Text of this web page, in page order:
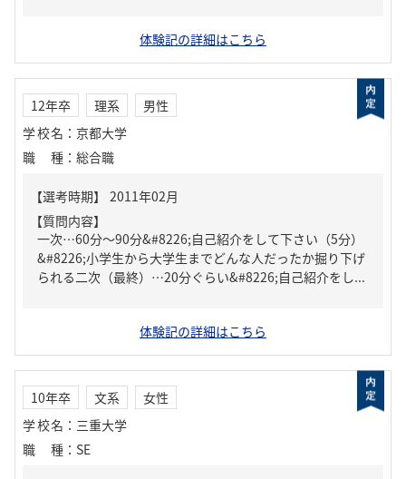
体験記の詳細はこちら
12年卒 理系
男性
学校名 ： 京都大学
職種 ： 総合職
【質問内容】
一次…60分～90分&#8226;自己紹介をして下さい（5分）
&#8226;小学生から大学生までどんな人だったか掘り下げ
られる二次（最終）…20分ぐらい&#8226;自己紹介をし...
体験記の詳細はこちら
10年卒 文系
女性
学校名 ： 三重大学
職種 ： SE